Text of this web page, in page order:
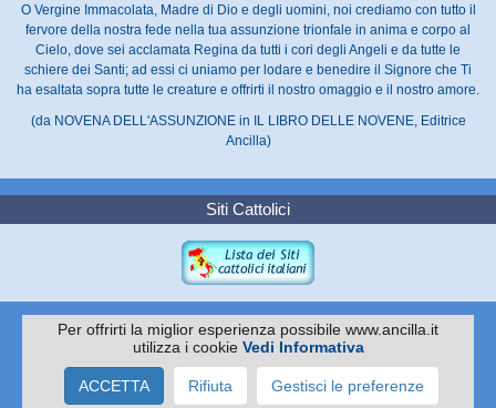
O Vergine Immacolata, Madre di Dio e degli uomini, noi crediamo con tutto il
fervore della nostra fede nella tua assunzione trionfale in anima e corpo al
Cielo, dove sei acclamata Regina da tutti i cori degli Angeli e da tutte le
schiere dei Santi; ad essi ci uniamo per lodare e benedire il Signore che Ti
ha esaltata sopra tutte le creature e offrirti il nostro omaggio e il nostro amore.
(da NOVENA DELL'ASSUNZIONE in IL LIBRO DELLE NOVENE, Editrice
Ancilla)
Siti Cattolici
Via I. Pittoni 59/61 - 31015 Conegliano TV
Tel. 0438.35045 - Cell 337.502951 - C.F./P.IVA: 04067070260
Per offrirti la miglior esperienza possibile www.ancilla.it
utilizza i cookie Vedi Informativa
ACCETTA Rifiuta Gestisci le preferenze